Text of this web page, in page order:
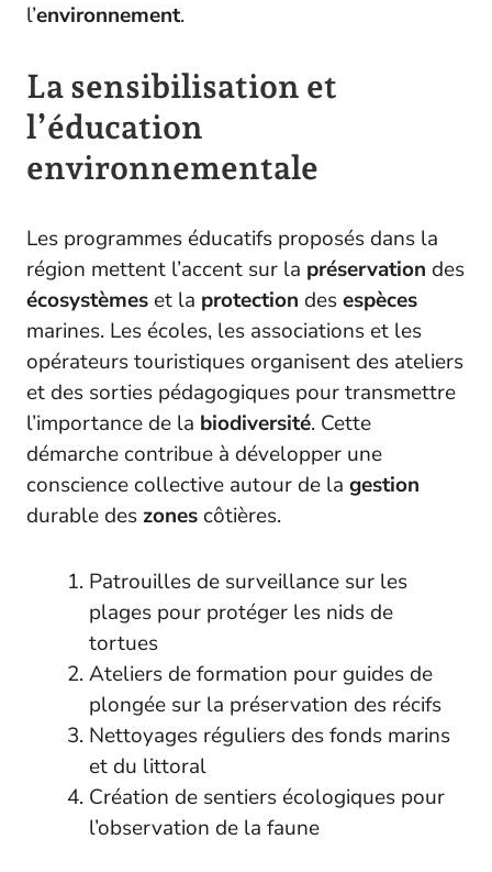
l’environnement.
La sensibilisation et
l’éducation
environnementale
Les programmes éducatifs proposés dans la
région mettent l’accent sur la préservation des
écosystèmes et la protection desespèces
marines. Les écoles, les associations et les
opérateurs touristiques organisent des ateliers
et des sorties pédagogiques pour transmettre
l’importance de la biodiversité. Cette
démarche contribue à développer une
conscience collective autour de la gestion
durable des zones côtières.
Patrouilles de surveillance sur les
plages pour protéger les nids de
tortues
Ateliers de formation pour guides de
plongée sur la préservation des récifs
Nettoyages réguliers des fonds marins
et du littoral
Création de sentiers écologiques pour
l’observation de la faune